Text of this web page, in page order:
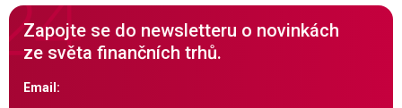
Zapojte se do newsletteru o novinkách
ze světa finančních trhů.
Email: